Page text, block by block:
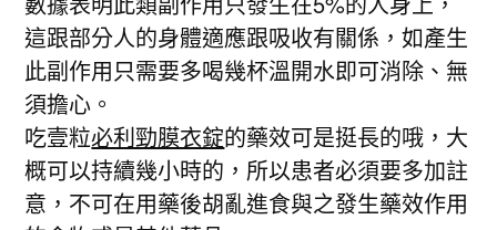
這跟部分人的身體適應跟吸收有關係，如產生
此副作用只需要多喝幾杯溫開水即可消除、無
須擔心。
吃壹粒必利勁膜衣錠的藥效可是挺長的哦，大
概可以持續幾小時的，所以患者必須要多加註
意，不可在用藥後胡亂進食與之發生藥效作用